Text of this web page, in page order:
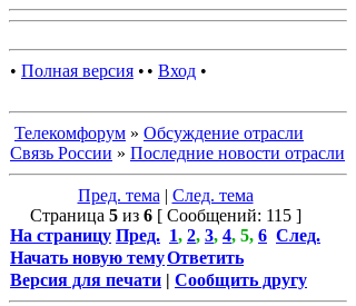
• Полная версия • • Вход •
Телекомфорум » Обсуждение отрасли
Связь России » Последние новости отрасли
Пред. тема | След. тема
Страница 5из 6[ Сообщений: 115 ]
На страницу Пред. 1, 2, 3, 4, 5, 6 След.
Начать новую темуОтветить
Версия для печати | Сообщить другу